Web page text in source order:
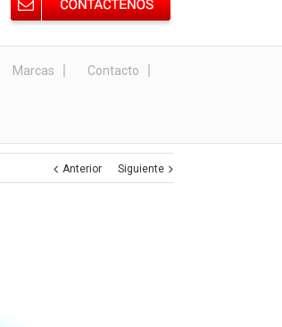
Marcas Contacto
Anterior Siguiente